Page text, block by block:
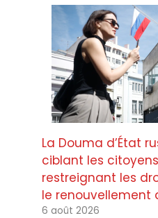
La Douma d’État
ciblant les
restreignant les
le renouvellement
6 août 2026